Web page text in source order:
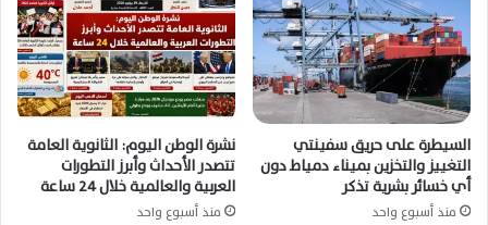
السيطرة على حريق سفينتي
التغييز والتخزين بميناء دمياط دون
أي خسائر بشرية تذكر
منذ أسبوع واحد
نشرة الوطن اليوم: الثانوية العامة
تتصدر الأحداث وأبرز التطورات
العربية والعالمية خلال 24 ساعة
منذ أسبوع واحد